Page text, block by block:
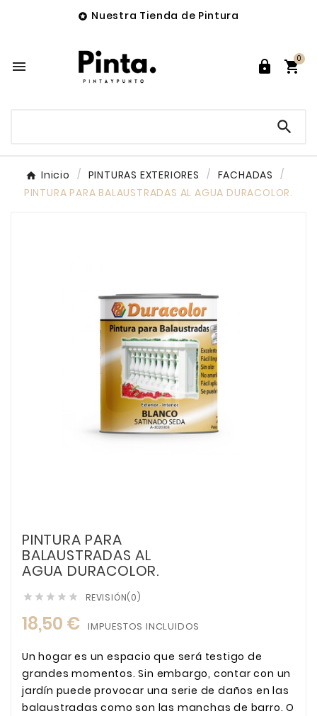
 Nuestra Tienda de Pintura
  
0

Inicio PINTURAS EXTERIORES
FACHADAS
PINTURA PARA BALAUSTRADAS AL AGUA DURACOLOR.
PINTURA PARA
BALAUSTRADAS AL
AGUA DURACOLOR.
     REVISIÓN(0)
18,50 € IMPUESTOS INCLUIDOS
Un hogar es un espacio que será testigo de
grandes momentos. Sin embargo, contar con un
jardín puede provocar una serie de daños en las
balaustradas como son las manchas de barro. O